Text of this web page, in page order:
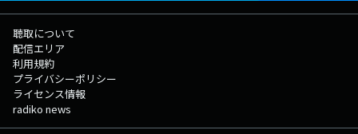
聴取について
配信エリア
利用規約
プライバシーポリシー
ライセンス情報
radiko news